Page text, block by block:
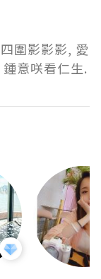
圍影影影, 愛
意咲看仁生.